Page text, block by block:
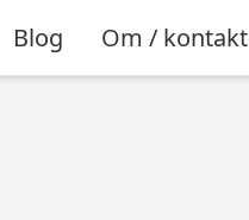
Blog Om / kontakt